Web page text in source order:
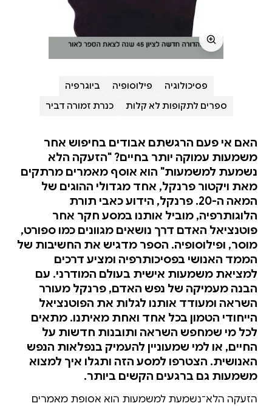
פסיכולוגיה פילוסופיה
ביוגרפיה
ספרים לתקופות לא קלות
כנרת זמורה דביר
האם אי פעם הרגשתם אבודים בחיפוש אחר
משמעות עמוקה יותר בחיים? "הזעקה הלא
נשמעת למשמעות" הוא אוסף מאמרים מרתקים
מאת ויקטור פרנקל, אחד מגדולי ההוגים של
המאה ה-20. פרנקל, הידוע כאבי תורת
הלוגותרפיה, מוביל אותנו במסע חקר אחר
פוטנציאל האדם דרך נושאים מגוונים כמו ספורט,
מוסר, ופילוסופיה. הספר מדגיש את החשיבות של
הממד האנושי בפסיכותרפיה ומציע דרכים
למציאת משמעות אישית בעולם המודרני. עם
הבנה מעמיקה של נפש האדם, פרנקל מעורר
השראה ומעודד אותנו לגלות את הפוטנציאל
הייחודי הטמון בכל אחד ואחת מאיתנו. מתאים
לכל מי שמחפש השראה ותובנות חדשות על
החיים, או למי שמעוניין להעמיק בנפלאות הנפש
האנושית. הצטרפו למסע הזה ותגלו איך למצוא
משמעות גם ברגעים הקשים ביותר.
הזעקה הלא־נשמעת למשמעות הוא אסופת מאמרים